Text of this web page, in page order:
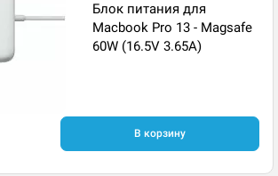
Блок питания для
Macbook Pro 13 - Magsafe
60W (16.5V 3.65A)
В корзину